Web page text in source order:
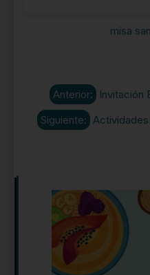
misa
Anterior:
Invitación
Siguiente: